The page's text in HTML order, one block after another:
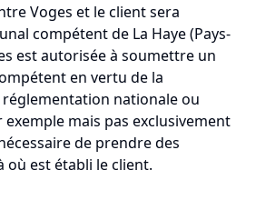
Voges et le client sera
compétent de La Haye (Pays-
est autorisée à soumettre un
en vertu de la
nationale ou
mais pas exclusivement
de prendre des
où est établi le client.